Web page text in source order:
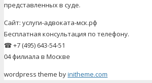
представленных в суде.
Сайт: услуги-адвоката-мск.рф
Бесплатная консультация по телефону.
☎ +7 (495) 643-54-51
04 филиала в Москве
wordpress theme byinitheme.com